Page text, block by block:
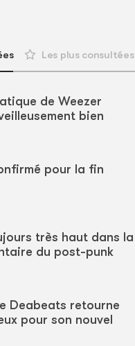
Les plus consultées
de Weezer
bien
pour la fin
très haut dans la
du post-punk
Deabeats retourne
pour son nouvel